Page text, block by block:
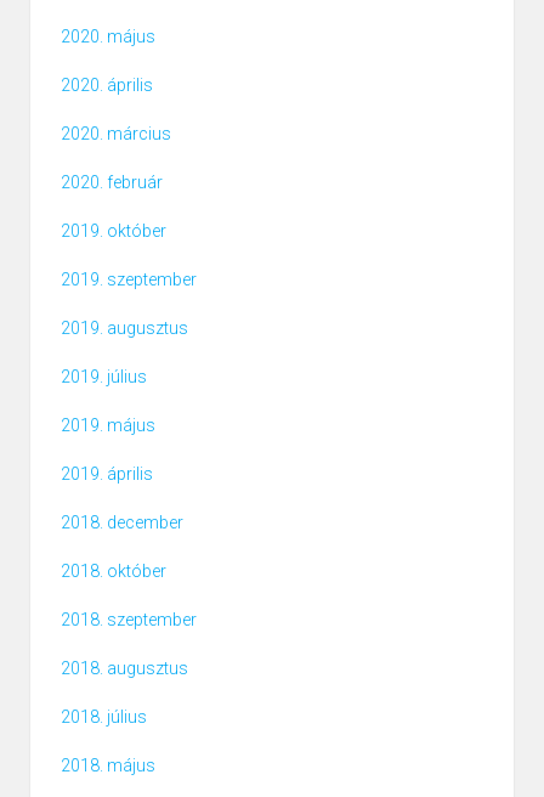
2020. május
2020. április
2020. március
2020. február
2019. október
2019. szeptember
2019. augusztus
2019. július
2019. május
2019. április
2018. december
2018. október
2018. szeptember
2018. augusztus
2018. július
2018. május